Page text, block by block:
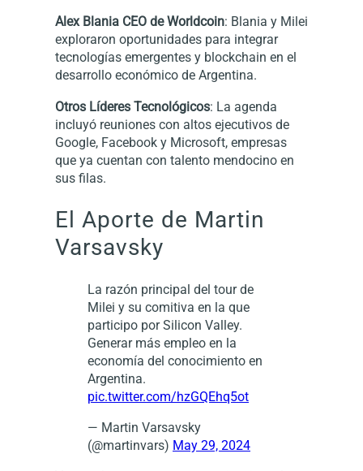
Alex Blania CEO de Worldcoin: Blania y Milei
exploraron oportunidades para integrar
tecnologías emergentes y blockchain en el
desarrollo económico de Argentina.
Otros Líderes Tecnológicos: La agenda
incluyó reuniones con altos ejecutivos de
Google, Facebook y Microsoft, empresas
que ya cuentan con talento mendocino en
sus filas.
El Aporte de Martin
Varsavsky
La razón principal del tour de
Milei y su comitiva en la que
participo por Silicon Valley.
Generar más empleo en la
economía del conocimiento en
Argentina.
pic.twitter.com/hzGQEhq5ot
— Martin Varsavsky
(@martinvars) May 29, 2024